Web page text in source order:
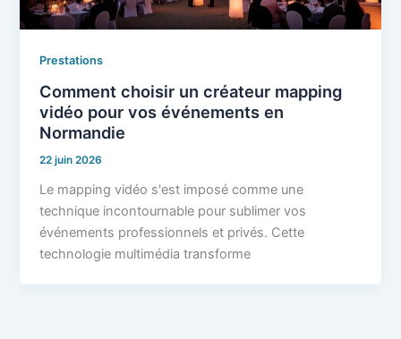
Prestations
Comment choisir un créateur mapping
vidéo pour vos événements en
Normandie
22 juin 2026
Le mapping vidéo s'est imposé comme une
technique incontournable pour sublimer vos
événements professionnels et privés. Cette
technologie multimédia transforme